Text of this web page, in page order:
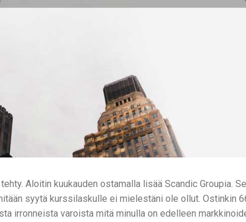
Aloitin kuukauden ostamalla lisää Scandic Groupia.
syytä kurssilaskulle ei mielestäni ole ollut. Ostinkin
irronneista varoista mitä minulla on edelleen